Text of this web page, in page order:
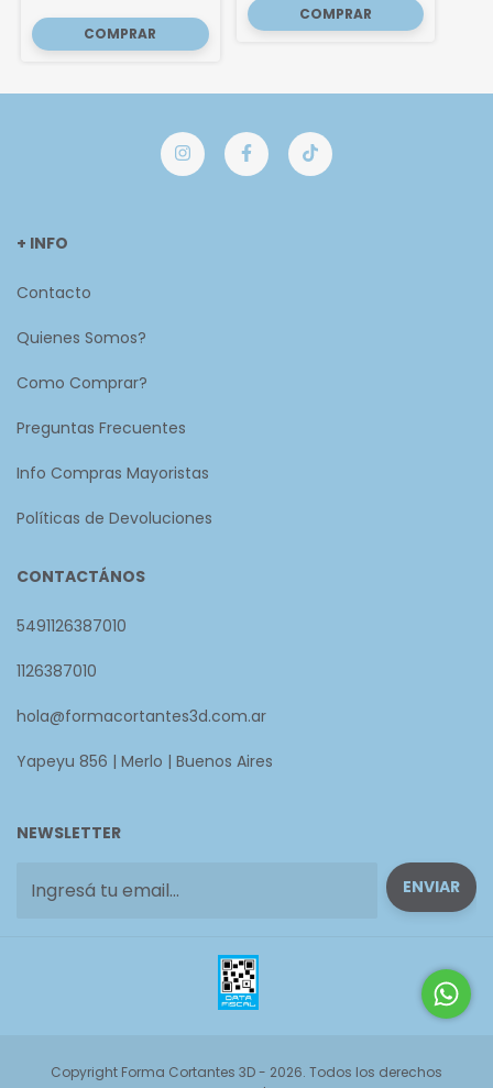
+ INFO
Contacto
Quienes Somos?
Como Comprar?
Preguntas Frecuentes
Info Compras Mayoristas
Políticas de Devoluciones
CONTACTÁNOS
5491126387010
1126387010
hola@formacortantes3d.com.ar
Yapeyu 856 | Merlo | Buenos Aires
NEWSLETTER
Copyright Forma Cortantes 3D - 2026. Todos los derechos